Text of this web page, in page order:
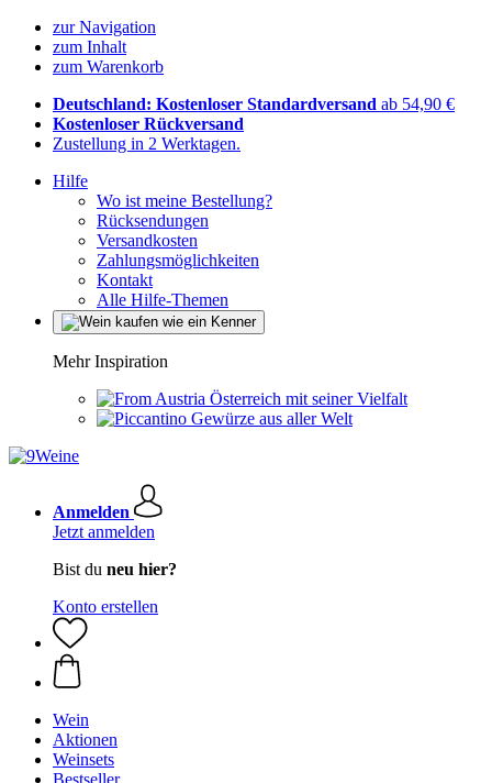
zur Navigation
zum Inhalt
zum Warenkorb
Deutschland: Kostenloser Standardversand ab 54,90 €
Kostenloser Rückversand
Zustellung in 2 Werktagen.
Hilfe
Wo ist meine Bestellung?
Rücksendungen
Versandkosten
Zahlungsmöglichkeiten
Kontakt
Alle Hilfe-Themen
Mehr Inspiration
Österreich mit seiner Vielfalt
Gewürze aus aller Welt
Anmelden
Jetzt anmelden
Bist du neu hier?
Konto erstellen
Wein
Aktionen
Weinsets
Bestseller